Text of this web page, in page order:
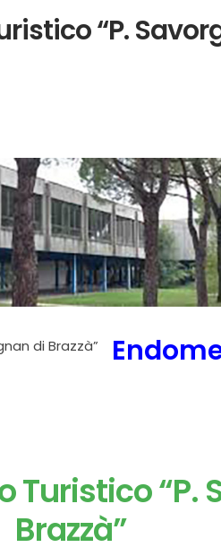
“P.
Turistico “P.
Brazzà”